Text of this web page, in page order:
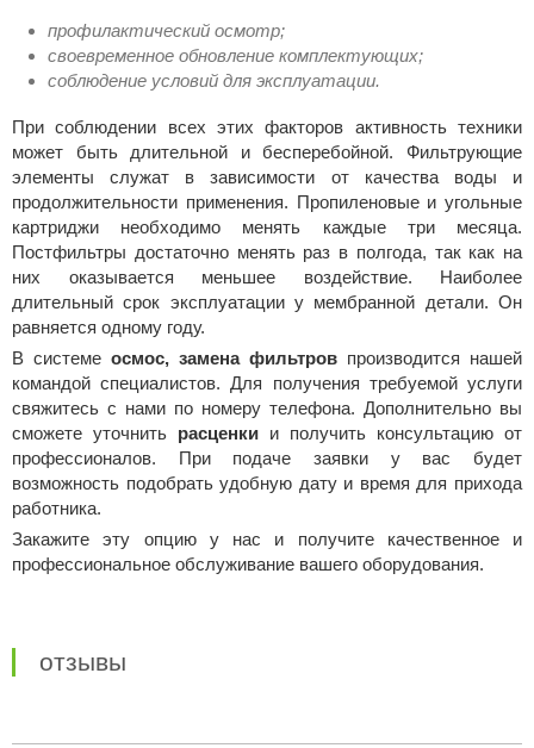
профилактический осмотр;
своевременное обновление комплектующих;
соблюдение условий для эксплуатации.
При соблюдении всех этих факторов активность техники
может быть длительной и бесперебойной. Фильтрующие
элементы служат в зависимости от качества воды и
продолжительности применения. Пропиленовые и угольные
картриджи необходимо менять каждые три месяца.
Постфильтры достаточно менять раз в полгода, так как на
них оказывается меньшее воздействие. Наиболее
длительный срок эксплуатации у мембранной детали. Он
равняется одному году.
В системе осмос, замена фильтров производится нашей
командой специалистов. Для получения требуемой услуги
свяжитесь с нами по номеру телефона. Дополнительно вы
сможете уточнить расценки и получить консультацию от
профессионалов. При подаче заявки у вас будет
возможность подобрать удобную дату и время для прихода
работника.
Закажите эту опцию у нас и получите качественное и
профессиональное обслуживание вашего оборудования.
отзывы